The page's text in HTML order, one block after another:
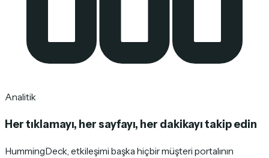
Analitik
Her tıklamayı, her sayfayı, her dakikayı takip edin
HummingDeck, etkileşimi başka hiçbir müşteri portalının